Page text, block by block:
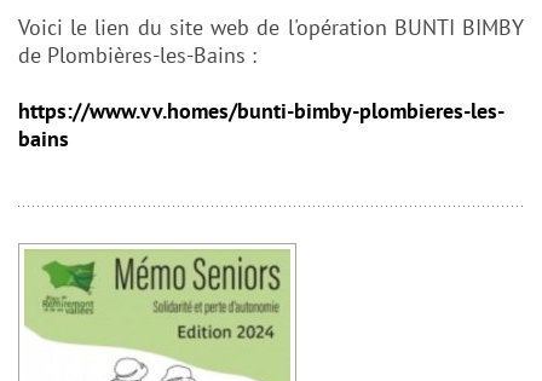
Voici le lien du site web de l'opération BUNTI BIMBY
de Plombières-les-Bains :
https://www.vv.homes/bunti-bimby-plombieres-les-
bains